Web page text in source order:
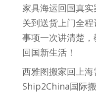
家具海运回国真
关到送货上门全
事项一次讲清楚
回国新生活！
西雅图搬家回上
Ship2China国际